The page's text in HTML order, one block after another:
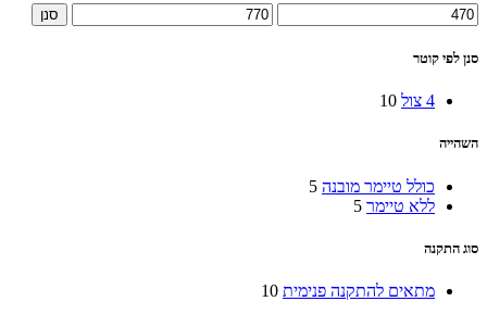
מחיר
מינימלי
מחיר
מקסימלי
סנן
סנן לפי קוטר
4 צול 10
השהייה
כולל טיימר מובנה 5
ללא טיימר 5
סוג התקנה
מתאים להתקנה פנימית 10